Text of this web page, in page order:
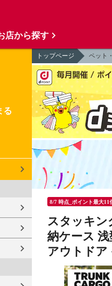
る
トップページ ペット
8/7 時点_ポイント最大11
スタッキン
納ケース
アウトドア
店から探す